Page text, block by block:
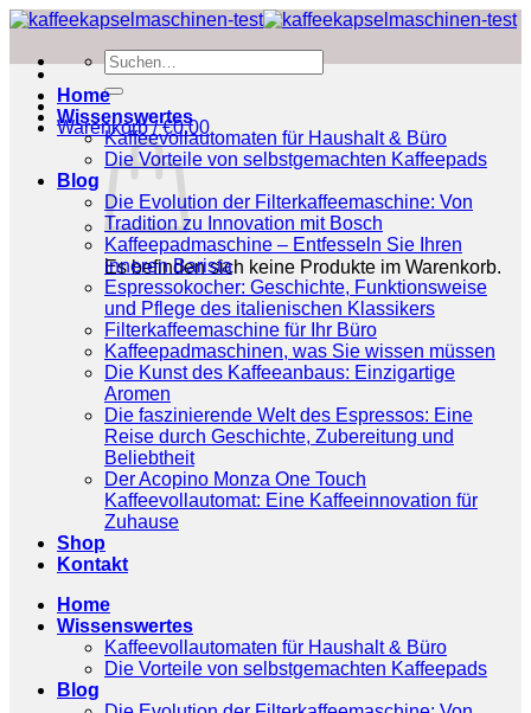
Zum
springen
Suchen
nach:
Warenkorb /€0.00
Es befinden sich keine Produkte im Warenkorb.
Home
Wissenswertes
Kaffeevollautomaten für Haushalt & Büro
Die Vorteile von selbstgemachten Kaffeepads
Blog
Die Evolution der Filterkaffeemaschine: Von
Tradition zu Innovation mit Bosch
Kaffeepadmaschine – Entfesseln Sie Ihren
inneren Barista
Espressokocher: Geschichte, Funktionsweise
und Pflege des italienischen Klassikers
Filterkaffeemaschine für Ihr Büro
Kaffeepadmaschinen, was Sie wissen müssen
Die Kunst des Kaffeeanbaus: Einzigartige
Aromen
Die faszinierende Welt des Espressos: Eine
Reise durch Geschichte, Zubereitung und
Beliebtheit
Der Acopino Monza One Touch
Kaffeevollautomat: Eine Kaffeeinnovation für
Zuhause
Shop
Kontakt
Home
Wissenswertes
Kaffeevollautomaten für Haushalt & Büro
Die Vorteile von selbstgemachten Kaffeepads
Blog